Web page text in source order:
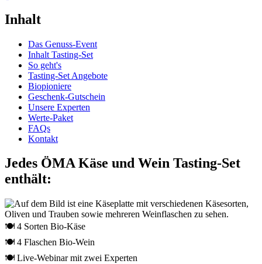
Inhalt
Das Genuss-Event
Inhalt Tasting-Set
So geht's
Tasting-Set Angebote
Biopioniere
Geschenk-Gutschein
Unsere Experten
Werte-Paket
FAQs
Kontakt
Jedes ÖMA Käse und Wein Tasting-Set
enthält:
🍽 4 Sorten Bio-Käse
🍽 4 Flaschen Bio-Wein
🍽 Live-Webinar mit zwei Experten